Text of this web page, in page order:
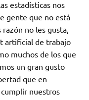
estadísticas nos
gente que no está
no les gusta,
artificial de trabajo
muchos de los que
un gran gusto
que en
nuestros